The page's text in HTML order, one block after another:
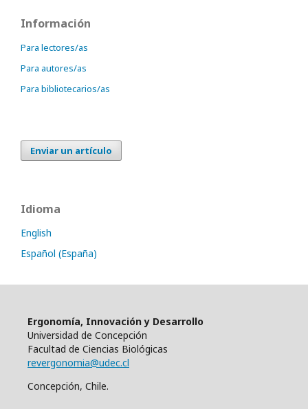
Información
Para lectores/as
Para autores/as
Para bibliotecarios/as
Enviar un artículo
Idioma
English
Español (España)
Ergonomía, Innovación y Desarrollo
Universidad de Concepción
Facultad de Ciencias Biológicas
revergonomia@udec.cl
Concepción, Chile.